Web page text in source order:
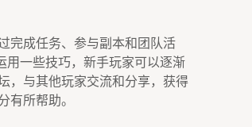
完成任务、参与副本和团队活
用一些技巧，新手玩家可以逐渐
，与其他玩家交流和分享，获得
所帮助。